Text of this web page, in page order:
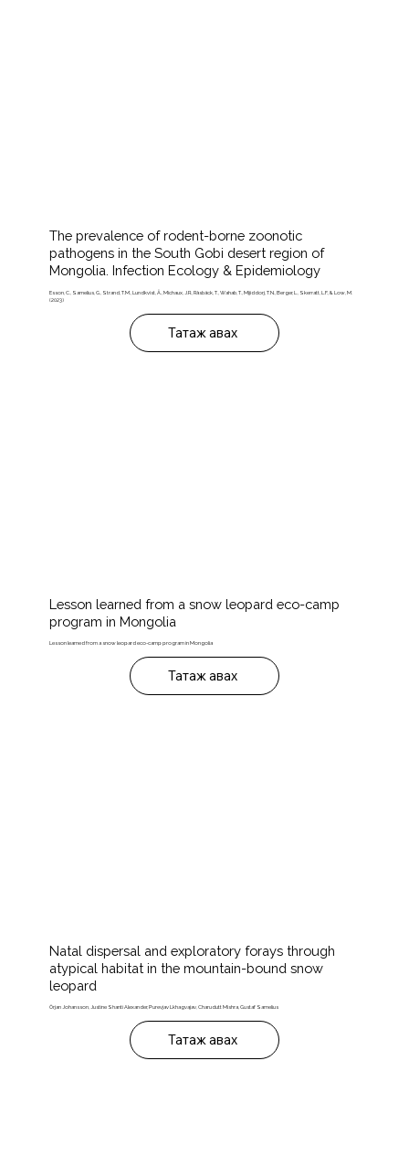
The prevalence of rodent-borne zoonotic
pathogens in the South Gobi desert region of
Mongolia. Infection Ecology & Epidemiology
Esson, C., Samelius, G., Strand, T.M., Lundkvist, Å., Michaux, J.R., Råsbäck, T., Wahab, T., Mijiddorj, T.N., Berger, L., Skerratt, L.F., & Low, M.
(2023)
Татаж авах
Lesson learned from a snow leopard eco-camp
program in Mongolia
Lesson learned from a snow leopard eco-camp program in Mongolia
Татаж авах
Natal dispersal and exploratory forays through
atypical habitat in the mountain-bound snow
leopard
Örjan Johansson, Justine Shanti Alexander, Purevjav Lkhagvajav, Charudutt Mishra, Gustaf Samelius
Татаж авах